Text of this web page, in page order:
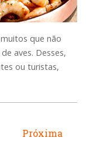
que não
aves. Desses,
ou turistas,
Próxima